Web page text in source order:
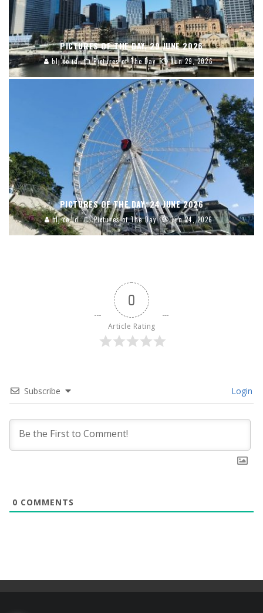
PICTURES OF THE DAY, 29 JUNE 2026
blj.co.id Pictures of The Day Jun 29, 2026
PICTURES OF THE DAY, 24 JUNE 2026
blj.co.id Pictures of The Day Jun 24, 2026
0
Article Rating
Subscribe Login
0 COMMENTS